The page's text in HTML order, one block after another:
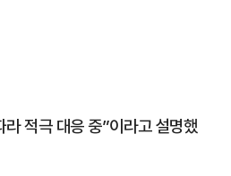
적극 대응 중”이라고 설명했